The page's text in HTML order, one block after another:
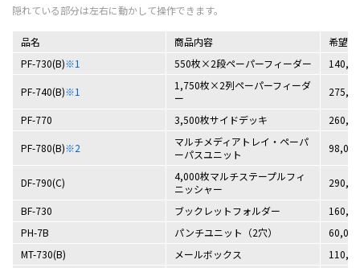
品名 商品内容
希望
PF-730(B)※1 550枚×2段ペーパーフィーダー
PF-740(B)※1
1,750枚×2列ペーパーフィーダ
ー
PF-770 3,500枚サイドデッキ
PF-780(B)※2
マルチメディアトレイ・ペーパ
ーパスユニット
DF-790(C)
4,000枚マルチステープルフィ
ニッシャー
BF-730 ブックレットフォルダー
PH-7B
パンチユニット（2穴）
MT-730(B)
メールボックス